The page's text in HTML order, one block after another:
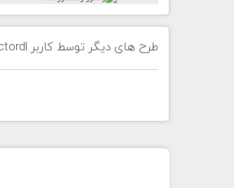
طرح های دیگر توسط کاربر vectordl